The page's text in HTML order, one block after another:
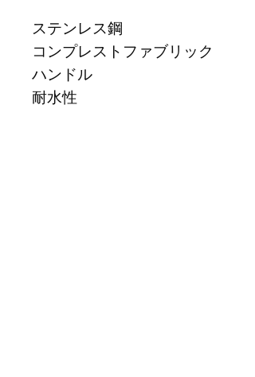
ステンレス鋼
コンプレストファブリック
ハンドル
耐水性